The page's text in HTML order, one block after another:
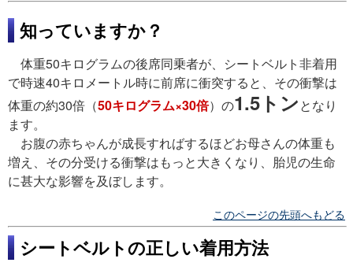
知っていますか？
体重50キログラムの後席同乗者が、シートベルト非着用
で時速40キロメートル時に前席に衝突すると、その衝撃は
体重の約30倍（50キログラム×30倍）の1.5トンとなり
ます。
お腹の赤ちゃんが成長すればするほどお母さんの体重も
増え、その分受ける衝撃はもっと大きくなり、胎児の生命
に甚大な影響を及ぼします。
このページの先頭へもどる
シートベルトの正しい着用方法